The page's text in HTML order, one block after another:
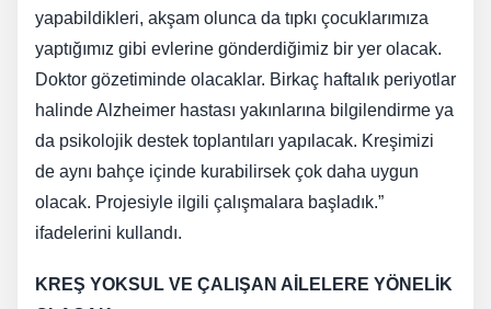
yapabildikleri, akşam olunca da tıpkı çocuklarımıza
yaptığımız gibi evlerine gönderdiğimiz bir yer olacak.
Doktor gözetiminde olacaklar. Birkaç haftalık periyotlar
halinde Alzheimer hastası yakınlarına bilgilendirme ya
da psikolojik destek toplantıları yapılacak. Kreşimizi
de aynı bahçe içinde kurabilirsek çok daha uygun
olacak. Projesiyle ilgili çalışmalara başladık.”
ifadelerini kullandı.
KREŞ YOKSUL VE ÇALIŞAN AİLELERE YÖNELİK